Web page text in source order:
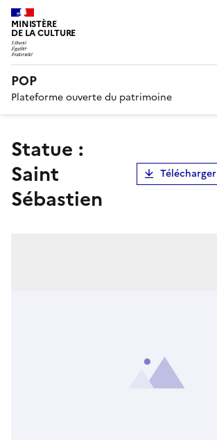
MINISTÈRE
DE LA CULTURE
POP
Plateforme ouverte du patrimoine
statue :
Saint
Sébastien
Télécharger